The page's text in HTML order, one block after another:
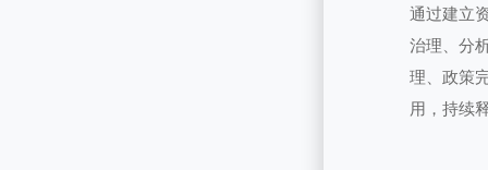
通过建立
治理、分
理、政策
用，持续